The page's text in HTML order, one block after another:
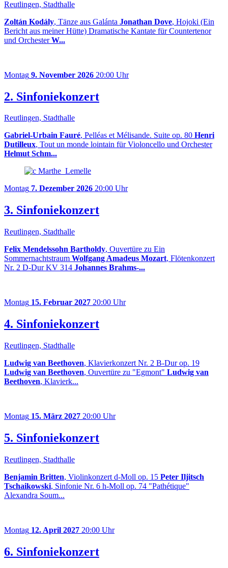
Reutlingen, Stadthalle
Zoltán Kodály, Tänze aus Galánta Jonathan Dove, Hojoki (Ein
Bericht aus meiner Hütte) Dramatische Kantate für Countertenor
und OrchesterW...
Montag 9. November 2026 20:00 Uhr
2. Sinfoniekonzert
Reutlingen, Stadthalle
Gabriel-Urbain Fauré, Pelléas et Mélisande. Suite op. 80 Henri
Dutilleux, Tout un monde lointain für Violoncello und Orchester
Helmut Schm...
Montag 7. Dezember 2026 20:00 Uhr
3. Sinfoniekonzert
Reutlingen, Stadthalle
Felix Mendelssohn Bartholdy, Ouvertüre zu Ein
Sommernachtstraum Wolfgang Amadeus Mozart, Flötenkonzert
Nr. 2 D-Dur KV 314 Johannes Brahms-...
Montag 15. Februar 2027 20:00 Uhr
4. Sinfoniekonzert
Reutlingen, Stadthalle
Ludwig van Beethoven, Klavierkonzert Nr. 2 B-Dur op. 19
Ludwig van Beethoven, Ouvertüre zu "Egmont" Ludwig van
Beethoven, Klavierk...
Montag 15. März 2027 20:00 Uhr
5. Sinfoniekonzert
Reutlingen, Stadthalle
Benjamin Britten, Violinkonzert d-Moll op. 15 Peter Iljitsch
Tschaikowski, Sinfonie Nr. 6 h-Moll op. 74 "Pathétique"
Alexandra Soum...
Montag 12. April 2027 20:00 Uhr
6. Sinfoniekonzert